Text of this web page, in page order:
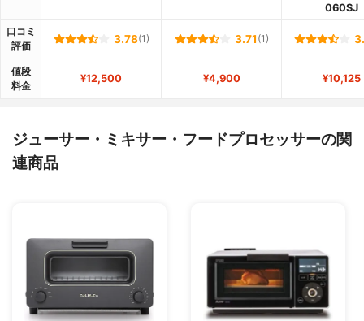
060SJ
口コミ
評価
3.78(1) 3.71 (1)
値段
料金
¥12,500 ¥4,900 ¥10,125
ジューサー・ミキサー・フードプロセッサーの関
連商品